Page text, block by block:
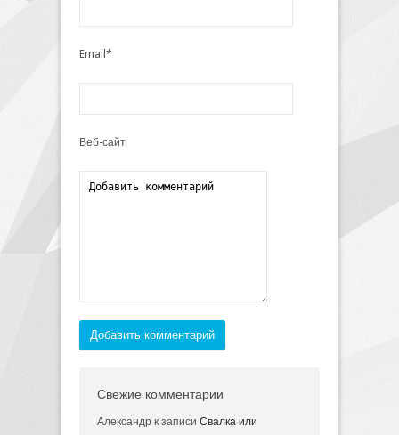
Email*
Веб-сайт
Добавить комментарий
Свежие комментарии
Александр к записи Свалка или